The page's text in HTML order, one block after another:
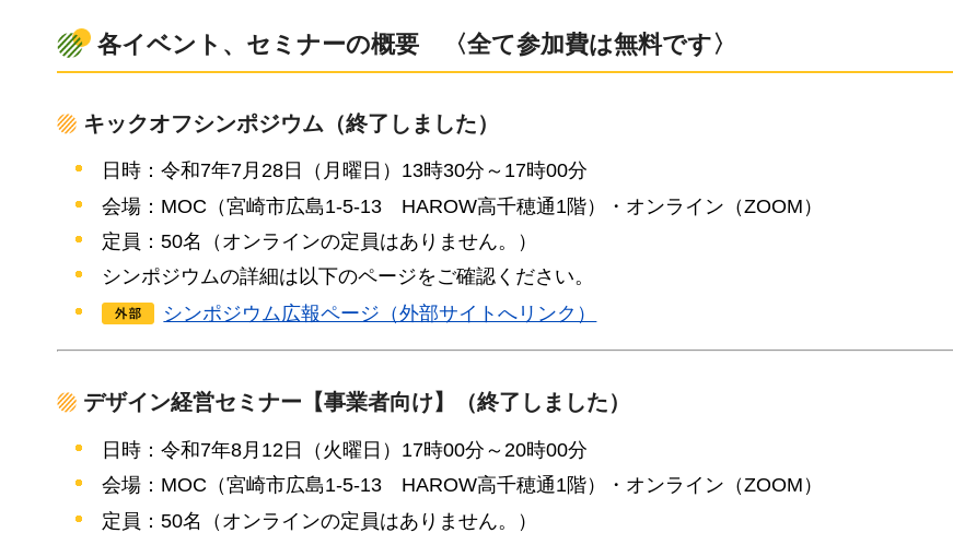
各イベント、セミナーの概要 〈全て参加費は無料です〉
キックオフシンポジウム（終了しました）
日時：令和7年7月28日（月曜日）13時30分～17時00分
会場：MOC（宮崎市広島1-5-13
HAROW高千穂通1階）・オンライン（ZOOM）
定員：50名（オンラインの定員はありません。）
シンポジウムの詳細は以下のページをご確認ください。
シンポジウム広報ページ（外部サイトへリンク）
デザイン経営セミナー【事業者向け】（終了しました）
日時：令和7年8月12日（火曜日）17時00分～20時00分
会場：MOC（宮崎市広島1-5-13
HAROW高千穂通1階）・オンライン（ZOOM）
定員：50名（オンラインの定員はありません。）